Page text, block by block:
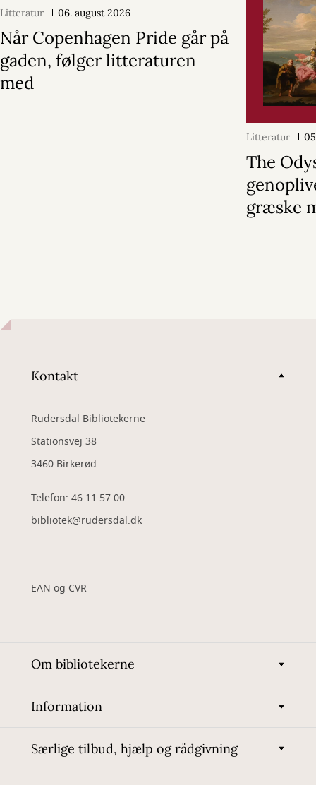
Litteratur 06. august 2026
Når Copenhagen Pride går på
gaden, følger litteraturen
med
Litteratur
The
græske
Kontakt
Rudersdal Bibliotekerne
Stationsvej 38
3460 Birkerød
Telefon: 46 11 57 00
bibliotek@rudersdal.dk
EAN og CVR
Om bibliotekerne
Information
Særlige tilbud, hjælp og rådgivning